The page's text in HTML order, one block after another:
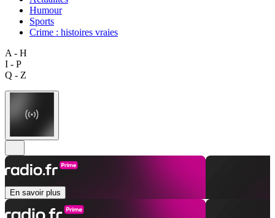
Humour
Sports
Crime : histoires vraies
A - H
I - P
Q - Z
En savoir plus